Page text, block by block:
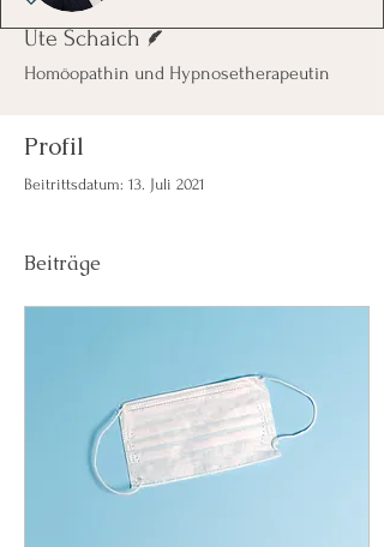
Ute Schaich
Homöopathin und Hypnosetherapeutin
Profil
Beitrittsdatum: 13. Juli 2021
Beiträge